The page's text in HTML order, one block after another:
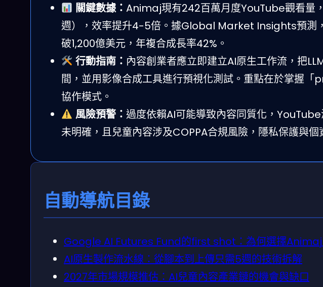
關鍵數據： Animaj現有242百萬月度YouTube觀看量
週），效率提升4-5倍。據Global Market Insights預測
破1,200億美元，年複合成長率42%。
行動指南： 內容創業者應立即建立AI原生工作流，把
間，並用影像合成工具進行預視化測試。重點在於掌握
協作模式。
風險預警： 過度依賴AI可能導致內容同質化，
未明確，且兒童內容涉及COPPA合規風險，隱私保護與個
自動導航目錄
Google AI Futures Fund的first shot：為何選擇Animaj
AI原生製作流水線：從腳本到上傳只需5週的技術拆解
2027年市場規模推估：AI兒童內容產業鏈的機會與缺口